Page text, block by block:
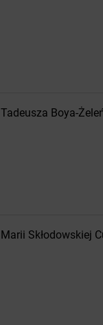
Tadeusza Boya-
Marii Skłodowskiej